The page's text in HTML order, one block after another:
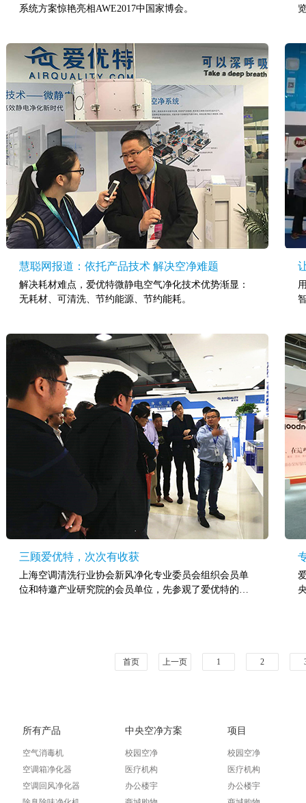
系统方案惊艳亮相AWE2017中国家博会。
慧聪网报道：依托产品技术 解决空净难题
解决耗材难点，爱优特微静电空气净化技术优势渐显：
无耗材、可清洗、节约能源、节约能耗。
三顾爱优特，次次有收获
上海空调清洗行业协会新风净化专业委员会组织会员单
位和特邀产业研究院的会员单位，先参观了爱优特的空
首页 上一页 1 2
所有产品
空气消毒机
空调箱净化器
空调回风净化器
中央空净方案
校园空净
医疗机构
办公楼宇
项目
校园空净
医疗机构
办公楼宇